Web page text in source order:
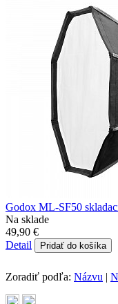
Godox ML-SF50
Na sklade
49,90 €
Detail
Pridať do košíka
Zoradiť podľa: Názvu |